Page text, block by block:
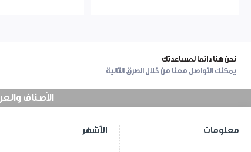
نحن هنا دائما لمساعدتك
يمكنك التواصل معنا من خلال الطرق التالية
الأصناف
الأشهر معلومات